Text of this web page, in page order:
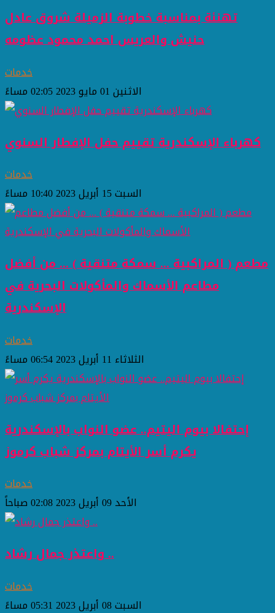
تهنئة بمناسبة خطوبة الزميلة شروق عادل
حنيش والعريس احمد محمود عظومه
خدمات
الاثنين 01 مايو 2023 02:05 مساءً
كهرباء الإسكندرية تقييم حفل الإفطار السنوي
خدمات
السبت 15 أبريل 2023 10:40 مساءً
مطعم ( المراكبية ... سمكة متنقية ) ... من أفضل
مطاعم الأسماك والمأكولات البحرية في
الإسكندرية
خدمات
الثلاثاء 11 أبريل 2023 06:54 مساءً
إحتفالا بيوم اليتيم.. عضو النواب بالإسكندرية
يكرم أسر الأيتام بمركز شباب كرموز
خدمات
الأحد 09 أبريل 2023 02:08 صباحاً
واعتذر جمال رشاد ..
خدمات
السبت 08 أبريل 2023 05:31 مساءً